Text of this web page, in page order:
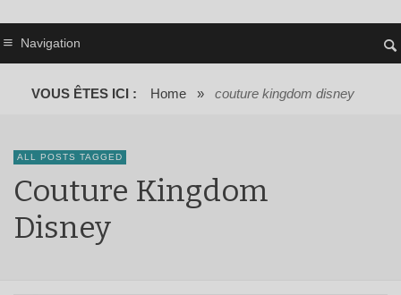
Navigation
VOUS ÊTES ICI : Home » couture kingdom disney
ALL POSTS TAGGED
Couture Kingdom
Disney